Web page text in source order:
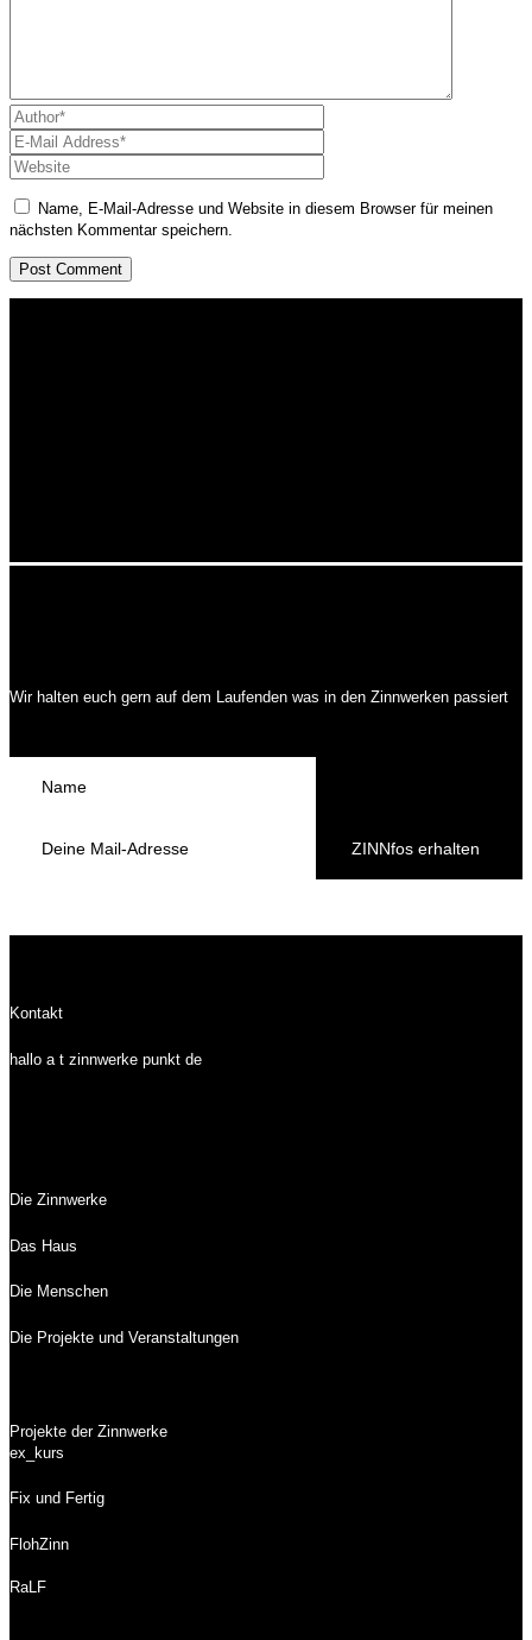
Name, E-Mail-Adresse und Website in diesem Browser für meinen
nächsten Kommentar speichern.
Wir halten euch gern auf dem Laufenden was in den Zinnwerken passiert
ZINNfos erhalten
Kontakt
hallo a t zinnwerke punkt de
Die Zinnwerke
Das Haus
Die Menschen
Die Projekte und Veranstaltungen
Projekte der Zinnwerke
ex_kurs
Fix und Fertig
FlohZinn
RaLF